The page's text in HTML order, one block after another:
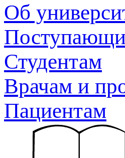
Об
Студентам
Врачам и
Пациентам